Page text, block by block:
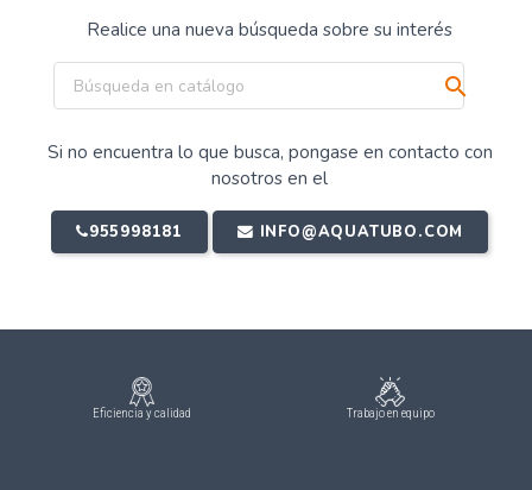
Realice una nueva búsqueda sobre su interés

Si no encuentra lo que busca, pongase en contacto con
nosotros en el
955998181 INFO@AQUATUBO.COM
Eficiencia y calidad Trabajo en equipo